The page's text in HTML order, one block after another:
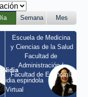
Semana Mes
Nidia
nidia.espindola
/ Virtual
Escuela de Medicina
y Ciencias de la Salud
Facultad de
Administración /
Facultad de Economía